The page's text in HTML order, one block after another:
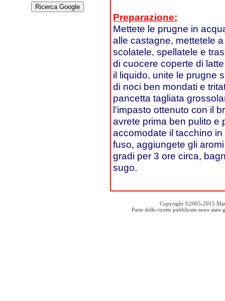
Preparazione:
Mettete le prugne in
alle castagne, mettetele
scolatele, spellatele e
di cuocere coperte di
il liquido, unite le prugne
di noci ben mondati e
pancetta tagliata
l'impasto ottenuto con il
avrete prima ben pulito e
accomodate il tacchino
fuso, aggiungete gli
gradi per 3 ore circa,
sugo.
Copyright ©2005-2015
Parte delle ricette pubblicate sono state